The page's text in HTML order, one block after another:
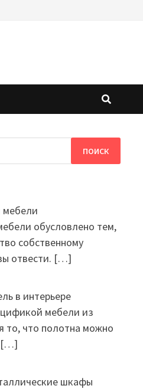
мебели
обусловлено тем,
собственному
отвести. […]
в интерьере
мебели из
то, что полотна можно
[…]
шкафы